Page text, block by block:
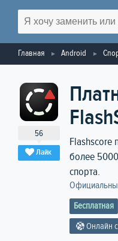
Главная Android
56
Лайк
Flashscore
более
спорта.
Бесплатная
Онлайн